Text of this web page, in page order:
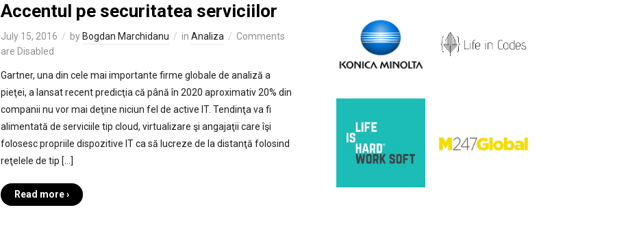
Accentul pe securitatea serviciilor
July 15, 2016 by Bogdan Marchidanu in Analiza
Comments
are Disabled
Gartner, una din cele mai importante firme globale de analiză a
pieţei, a lansat recent predicţia că până în 2020 aproximativ 20% din
companii nu vor mai deţine niciun fel de active IT. Tendinţa va fi
alimentată de serviciile tip cloud, virtualizare şi angajaţii care îşi
folosesc propriile dispozitive IT ca să lucreze de la distanţă folosind
reţelele de tip […]
Read more ›